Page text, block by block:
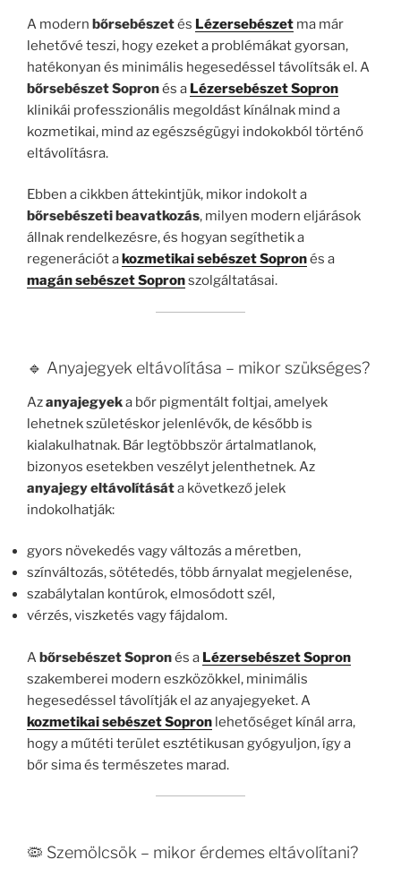
A modern bőrsebészetés Lézersebészet ma már
lehetővé teszi, hogy ezeket a problémákat gyorsan,
hatékonyan és minimális hegesedéssel távolítsák el. A
bőrsebészet Sopronés a Lézersebészet Sopron
klinikái professzionális megoldást kínálnak mind a
kozmetikai, mind az egészségügyi indokokból történő
eltávolításra.
Ebben a cikkben áttekintjük, mikor indokolt a
bőrsebészeti beavatkozás, milyen modern eljárások
állnak rendelkezésre, és hogyan segíthetik a
regenerációt a kozmetikai sebészet Sopronés a
magán sebészet Sopronszolgáltatásai.
🔹 Anyajegyek eltávolítása – mikor szükséges?
Azanyajegyeka bőr pigmentált foltjai, amelyek
lehetnek születéskor jelenlévők, de később is
kialakulhatnak. Bár legtöbbször ártalmatlanok,
bizonyos esetekben veszélyt jelenthetnek. Az
anyajegy eltávolításáta következő jelek
indokolhatják:
gyors növekedés vagy változás a méretben,
színváltozás, sötétedés, több árnyalat megjelenése,
szabálytalan kontúrok, elmosódott szél,
vérzés, viszketés vagy fájdalom.
Abőrsebészet Sopronés a Lézersebészet Sopron
szakemberei modern eszközökkel, minimális
hegesedéssel távolítják el az anyajegyeket. A
kozmetikai sebészet Sopron lehetőséget kínál arra,
hogy a műtéti terület esztétikusan gyógyuljon, így a
bőr sima és természetes marad.
🦠 Szemölcsök – mikor érdemes eltávolítani?